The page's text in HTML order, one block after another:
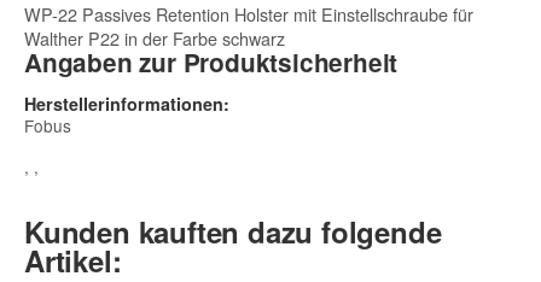
WP-22 Passives Retention Holster mit Einstellschraube für
Walther P22 in der Farbe schwarz
Angaben zur Produktsicherheit
Herstellerinformationen:
Fobus
, ,
Kunden kauften dazu folgende
Artikel: